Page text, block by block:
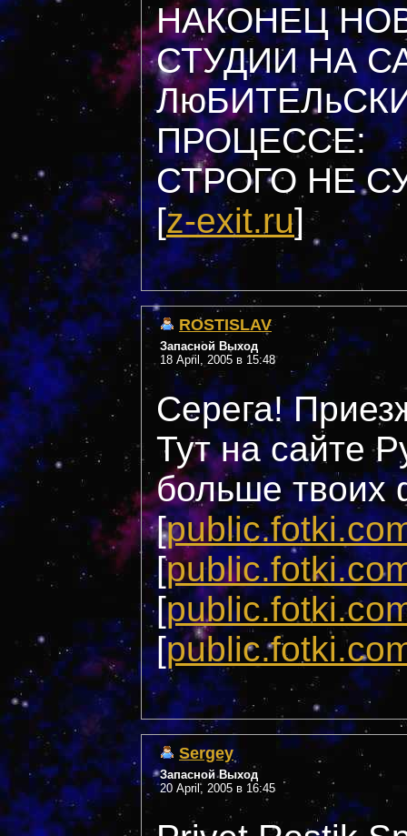
НАКОНЕЦ
СТУДИИ НА
ПРОЦЕССЕ:
СТРОГО НЕ
[z-exit.ru]
ROSTISLAV
Запасной Выход
18 April, 2005 в 15:48
Серега!
Тут на сайте
больше твоих
[
[
[
[
Sergey
Запасной Выход
20 April, 2005 в 16:45